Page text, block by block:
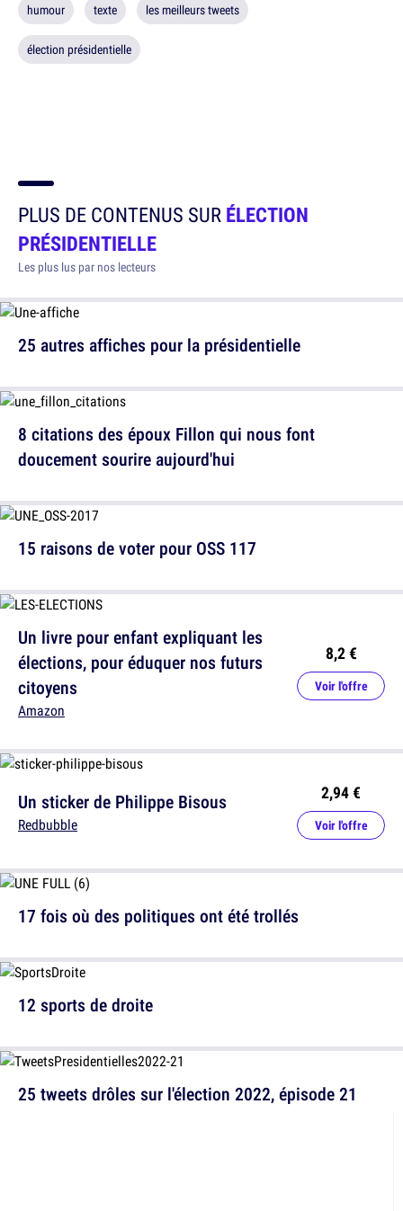
humour texte les meilleurs tweets
élection présidentielle
PLUS DE CONTENUS SURÉLECTION
PRÉSIDENTIELLE
Les plus lus par nos lecteurs
8 citations des époux Fillon qui nous font
doucement sourire aujourd'hui
Un livre pour enfant expliquant les
élections, pour éduquer nos futurs
citoyens
Amazon
8,2 €
Voir l'offre
12 sports de droite
25 autres affiches pour la présidentielle
15 raisons de voter pour OSS 117
Un sticker de Philippe Bisous
Redbubble
2,94 €
Voir l'offre
17 fois où des politiques ont été trollés
25 tweets drôles sur l'élection 2022, épisode 21